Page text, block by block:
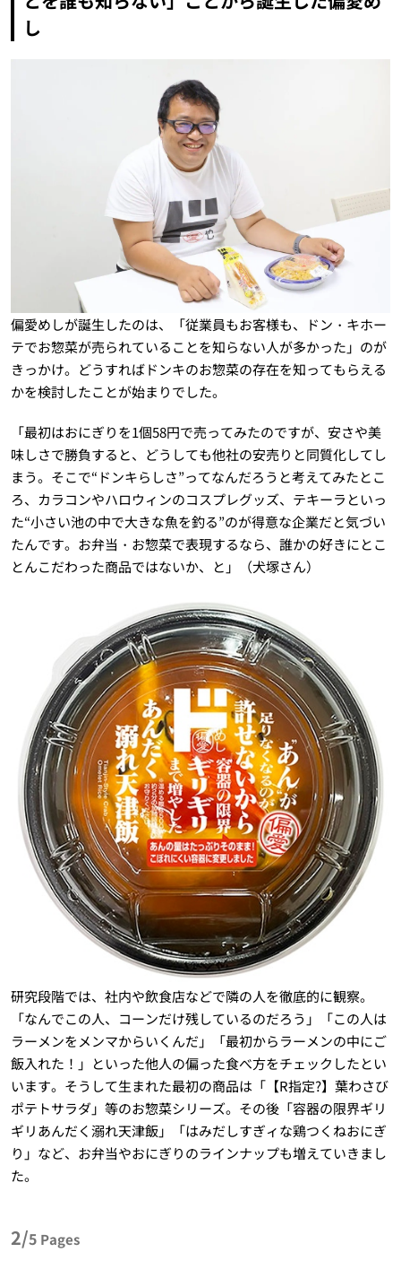
し
偏愛めしが誕生したのは、「従業員もお客様も、ドン・キホー
テでお惣菜が売られていることを知らない人が多かった」のが
きっかけ。どうすればドンキのお惣菜の存在を知ってもらえる
かを検討したことが始まりでした。
「最初はおにぎりを1個58円で売ってみたのですが、安さや美
味しさで勝負すると、どうしても他社の安売りと同質化してし
まう。そこで“ドンキらしさ”ってなんだろうと考えてみたとこ
ろ、カラコンやハロウィンのコスプレグッズ、テキーラといっ
た“小さい池の中で大きな魚を釣る”のが得意な企業だと気づい
たんです。お弁当・お惣菜で表現するなら、誰かの好きにとこ
とんこだわった商品ではないか、と」（犬塚さん）
研究段階では、社内や飲食店などで隣の人を徹底的に観察。
「なんでこの人、コーンだけ残しているのだろう」「この人は
ラーメンをメンマからいくんだ」「最初からラーメンの中にご
飯入れた！」といった他人の偏った食べ方をチェックしたとい
います。そうして生まれた最初の商品は「【R指定?】葉わさび
ポテトサラダ」等のお惣菜シリーズ。その後「容器の限界ギリ
ギリあんだく溺れ天津飯」「はみだしすぎィな鶏つくねおにぎ
り」など、お弁当やおにぎりのラインナップも増えていきまし
た。
2/5 Pages